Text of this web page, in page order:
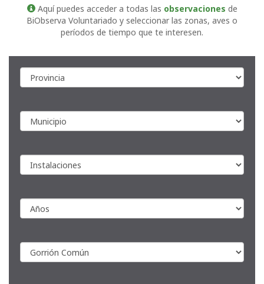
Aquí puedes acceder a todas las observaciones de
BiObserva Voluntariado y seleccionar las zonas, aves o
períodos de tiempo que te interesen.